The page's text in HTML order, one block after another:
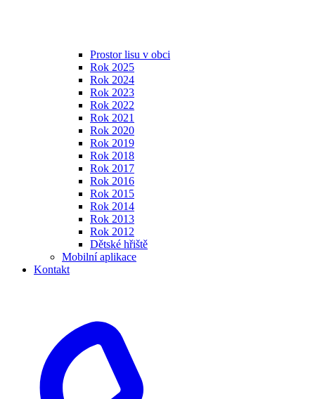
Prostor lisu v obci
Rok 2025
Rok 2024
Rok 2023
Rok 2022
Rok 2021
Rok 2020
Rok 2019
Rok 2018
Rok 2017
Rok 2016
Rok 2015
Rok 2014
Rok 2013
Rok 2012
Dětské hřiště
Mobilní aplikace
Kontakt